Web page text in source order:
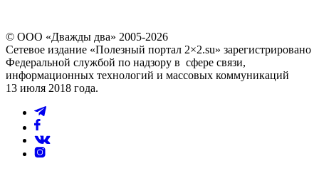
© ООО «Дважды два» 2005-2026
Сетевое издание «Полезный портал 2×2.su» зарегистрировано
Федеральной службой по надзору в сфере связи,
информационных технологий и массовых коммуникаций
13 июля 2018 года.